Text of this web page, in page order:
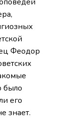
Феодор
было
его
знает.